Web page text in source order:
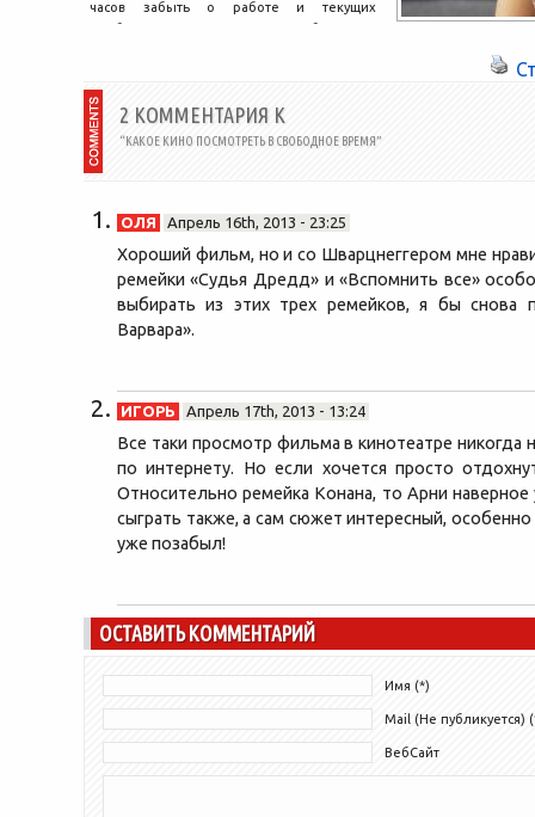
часов забыть о работе и текущих
проблемах. Есть несколько способов...
2 КОММЕНТАРИЯ К
“КАКОЕ КИНО ПОСМОТРЕТЬ В СВОБОДНОЕ ВРЕМЯ”
ОЛЯ Апрель 16th, 2013 - 23:25
Хороший фильм, но и со Шварцнеггером мне
ремейки «Судья Дредд» и «Вспомнить все»
выбирать из этих трех ремейков, я бы снова
Варвара».
ИГОРЬ Апрель 17th, 2013 - 13:24
Все таки просмотр фильма в кинотеатре никогда
по интернету. Но если хочется просто
Относительно ремейка Конана, то Арни
сыграть также, а сам сюжет интересный,
уже позабыл!
ОСТАВИТЬ КОММЕНТАРИЙ
Имя (*)
Mail (Не публикуется)
ВебСайт